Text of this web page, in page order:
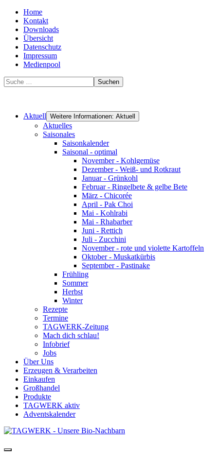
Home
Kontakt
Downloads
Übersicht
Datenschutz
Impressum
Medienpool
Suchen
Aktuell Weitere Informationen: Aktuell
Aktuelles
Saisonales
Saisonkalender
Saisonal - optimal
November - Kohlgemüse
Dezember - Weiß- und Rotkraut
Januar - Grünkohl
Februar - Ringelbete & gelbe Bete
März - Chicorée
April - Pak Choi
Mai - Kohlrabi
Mai - Rhabarber
Juni - Rettich
Juli - Zucchini
November - rote und violette Kartoffeln
Oktober - Muskatkürbis
September - Pastinake
Frühling
Sommer
Herbst
Winter
Rezepte
Termine
TAGWERK-Zeitung
Mach dich schlau!
Infobrief
Jobs
Über Uns
Erzeugen & Verarbeiten
Einkaufen
Großhandel
Produkte
TAGWERK aktiv
Adventskalender